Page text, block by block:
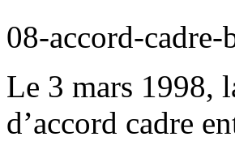
08-accord-
Le 3 mars 1998,
d’accord cadre